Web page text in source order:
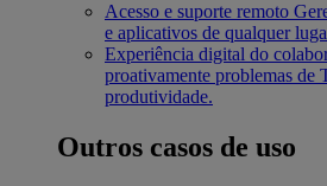
Acesso e suporte remoto
e aplicativos de qualquer
Experiência digital do
proativamente problemas de
produtividade.
Outros casos de uso